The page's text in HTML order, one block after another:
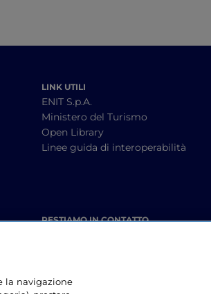
LINK UTILI
ENIT S.p.A.
Ministero del Turismo
Open Library
Linee guida di interoperabilità
RESTIAMO IN CONTATTO
la navigazione